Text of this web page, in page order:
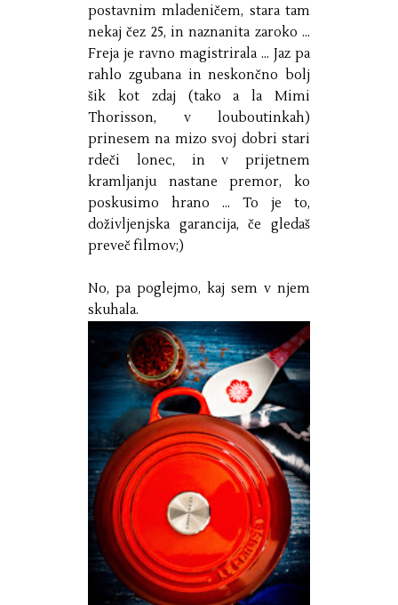
postavnim mladeničem, stara tam
nekaj čez 25, in naznanita zaroko ...
Freja je ravno magistrirala ... Jaz pa
rahlo zgubana in neskončno bolj
šik kot zdaj (tako a la Mimi
Thorisson, v louboutinkah)
prinesem na mizo svoj dobri stari
rdeči lonec, in v prijetnem
kramljanju nastane premor, ko
poskusimo hrano ... To je to,
doživljenjska garancija, če gledaš
preveč filmov;)
No, pa poglejmo, kaj sem v njem
skuhala.